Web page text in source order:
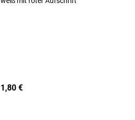
1,80 €